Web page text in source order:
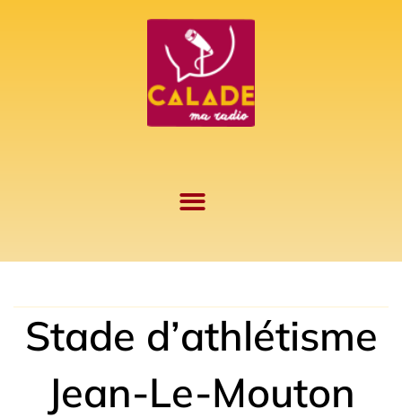
Stade d’athlétisme
Jean-Le-Mouton